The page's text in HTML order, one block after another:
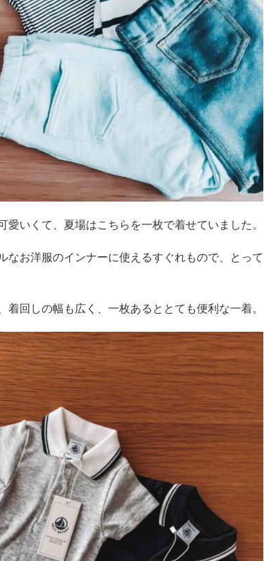
いくて、夏場はこちらを一枚で着せていました。
なお洋服のインナーに使えるすぐれもので、とって
回しの幅も広く、一枚あるととても便利な一着。